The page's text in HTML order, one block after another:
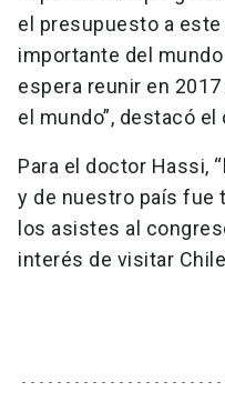
el presupuesto a
importante del
espera reunir en
el mundo”, destacó el
Para el doctor Hassi,
y de nuestro país fue
los asistes al
interés de visitar